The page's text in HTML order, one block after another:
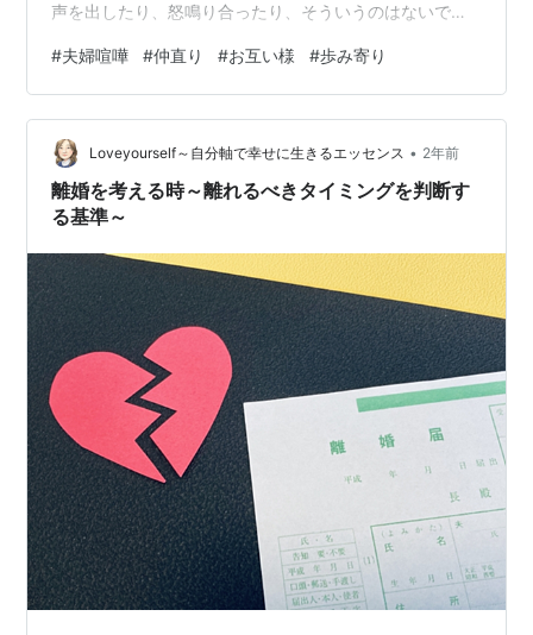
声を出したり、怒鳴り合ったり、そういうのはないです
のがわかる程度の言い方で、思ってることを言う。 で
も、思いそのままをぶつけるとまた被害が大きくなるの
で、加減を見ながら多少言葉を選びつつ、まだちょっと
残ってるお互いのイライラを燃やして、最後には一応鎮
火を目指して、各々でのセルフ消火に２−３日を要する。
そんなパターン。 でもさ、夫婦も長く…
#夫婦喧嘩 #仲直り #お互い様 #歩み寄り
Loveyourself～自分軸で幸せに生きるエッセンス • 2年前
離婚を考える時～離れるべきタイミングを判断す
る基準～